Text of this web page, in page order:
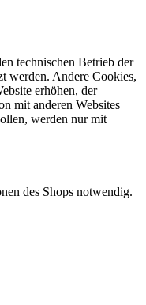
technischen Betrieb der
werden. Andere Cookies,
erhöhen, der
mit anderen Websites
werden nur mit
des Shops notwendig.